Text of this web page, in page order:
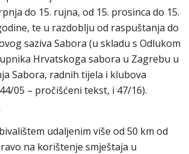
do 15. rujna, od 15. prosinca do 15.
te u razdoblju od raspuštanja do
saziva Sabora (u skladu s Odlukom
Hrvatskoga sabora u Zagrebu u
Sabora, radnih tijela i klubova
05 – pročišćeni tekst, i 47/16).
udaljenim više od 50 km od
na korištenje smještaja u